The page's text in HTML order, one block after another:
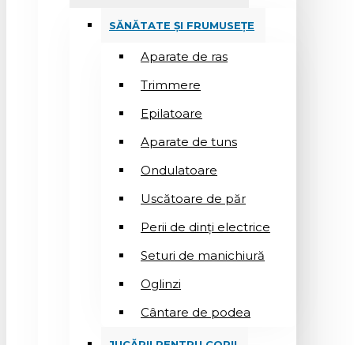
SĂNĂTATE ȘI FRUMUSEȚE
Aparate de ras
Trimmere
Epilatoare
Aparate de tuns
Ondulatoare
Uscătoare de păr
Perii de dinți electrice
Seturi de manichiură
Oglinzi
Cântare de podea